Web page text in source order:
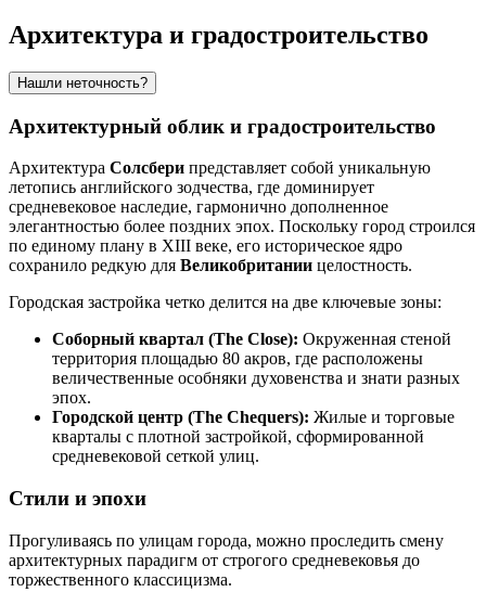
Архитектура и градостроительство
Нашли неточность?
Архитектурный облик и градостроительство
Архитектура Солсбери представляет собой уникальную
летопись английского зодчества, где доминирует
средневековое наследие, гармонично дополненное
элегантностью более поздних эпох. Поскольку город строился
по единому плану в XIII веке, его историческое ядро
сохранило редкую для Великобритании целостность.
Городская застройка четко делится на две ключевые зоны:
Соборный квартал (The Close): Окруженная стеной
территория площадью 80 акров, где расположены
величественные особняки духовенства и знати разных
эпох.
Городской центр (The Chequers): Жилые и торговые
кварталы с плотной застройкой, сформированной
средневековой сеткой улиц.
Стили и эпохи
Прогуливаясь по улицам города, можно проследить смену
архитектурных парадигм от строгого средневековья до
торжественного классицизма.